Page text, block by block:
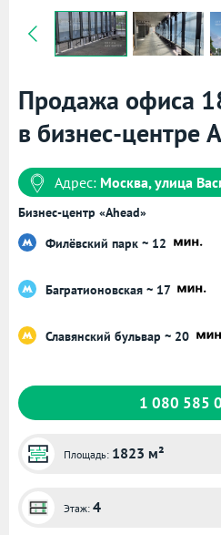
Продажа офиса
в бизнес-центре
Адрес: Москва, улица
Бизнес-центр «Ahead»
Филёвский парк ~ 12
Багратионовская ~ 17
Славянский бульвар ~ 20
1 080 585
Площадь: 1823 м²
Этаж: 4